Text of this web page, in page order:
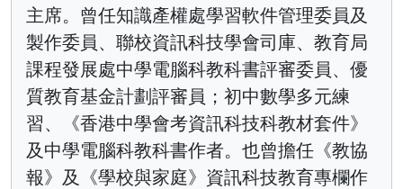
主席。曾任知識產權處學習軟件管理委員及
製作委員、聯校資訊科技學會司庫、教育局
課程發展處中學電腦科教科書評審委員、優
質教育基金計劃評審員；初中數學多元練
習、《香港中學會考資訊科技科教材套件》
及中學電腦科教科書作者。也曾擔任《教協
報》及《學校與家庭》資訊科技教育專欄作